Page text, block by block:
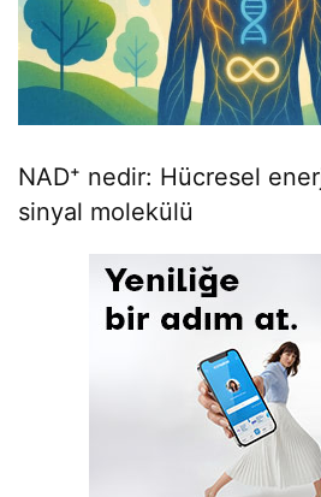
NAD⁺ nedir: Hücresel
sinyal molekülü